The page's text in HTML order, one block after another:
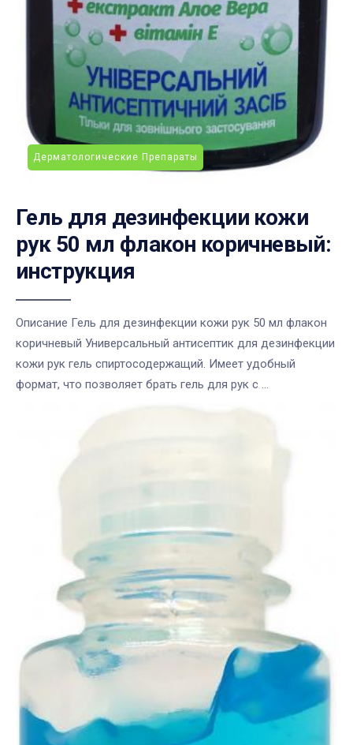
Дерматологические Препараты
Гель для дезинфекции кожи
рук 50 мл флакон коричневый:
инструкция
Описание Гель для дезинфекции кожи рук 50 мл флакон
коричневый Универсальный антисептик для дезинфекции
кожи рук гель спиртосодержащий. Имеет удобный
формат, что позволяет брать гель для рук с ...